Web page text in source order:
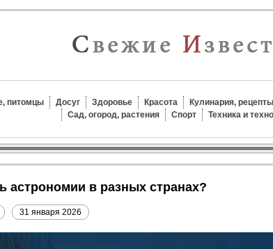
питомцы Досуг Здоровье Красота Кулинария, рецепты
Сад, огород, растения
Спорт Техника и
астрономии в разных странах?
31 января 2026